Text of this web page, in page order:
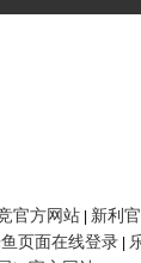
官方网站 新利
页面在线登录